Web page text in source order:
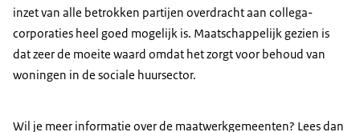
inzet van alle betrokken partijen overdracht aan collega-
corporaties heel goed mogelijk is. Maatschappelijk gezien is
dat zeer de moeite waard omdat het zorgt voor behoud van
woningen in de sociale huursector.
Wil je meer informatie over de maatwerkgemeenten? Lees dan